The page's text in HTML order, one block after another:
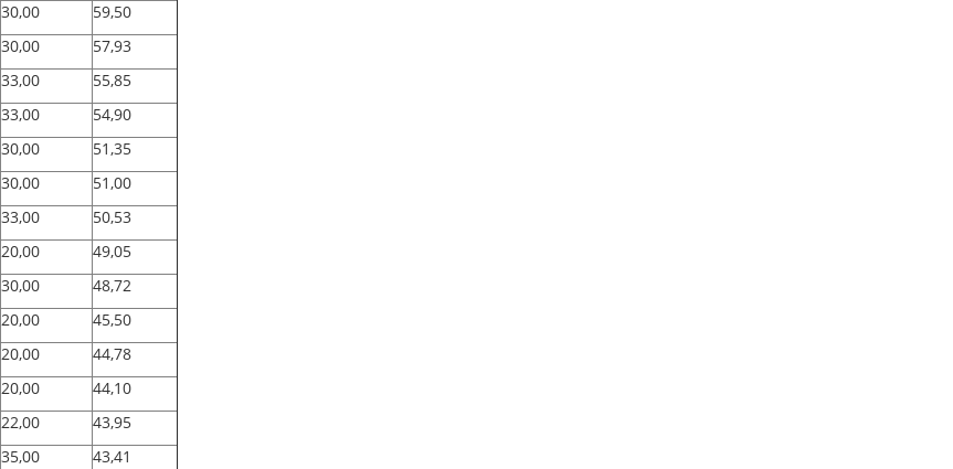
30,00
59,50
30,00
57,93
33,00
55,85
33,00
54,90
30,00
51,35
30,00
51,00
33,00
50,53
20,00
49,05
30,00
48,72
20,00
45,50
20,00
44,78
20,00
44,10
22,00
43,95
35,00
43,41